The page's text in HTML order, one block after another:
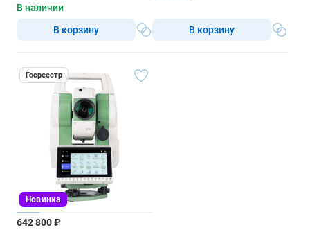
В наличии
В корзину
В корзину
Госреестр
Новинка
642 800 ₽